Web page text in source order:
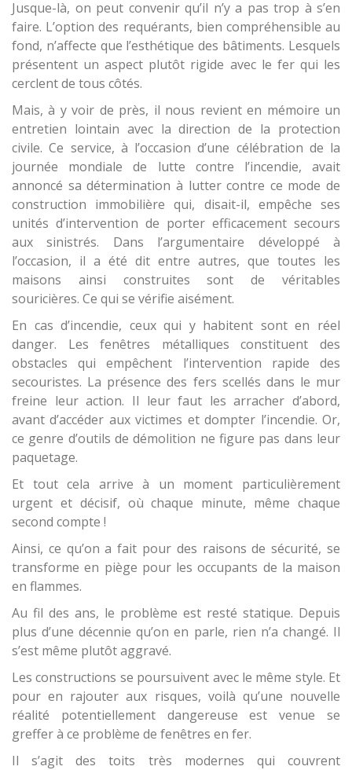
Jusque-là, on peut convenir qu’il n’y a pas trop à s’en
faire. L’option des requérants, bien compréhensible au
fond, n’affecte que l’esthétique des bâtiments. Lesquels
présentent un aspect plutôt rigide avec le fer qui les
cerclent de tous côtés.
Mais, à y voir de près, il nous revient en mémoire un
entretien lointain avec la direction de la protection
civile. Ce service, à l’occasion d’une célébration de la
journée mondiale de lutte contre l’incendie, avait
annoncé sa détermination à lutter contre ce mode de
construction immobilière qui, disait-il, empêche ses
unités d’intervention de porter efficacement secours
aux sinistrés. Dans l’argumentaire développé à
l’occasion, il a été dit entre autres, que toutes les
maisons ainsi construites sont de véritables
souricières. Ce qui se vérifie aisément.
En cas d’incendie, ceux qui y habitent sont en réel
danger. Les fenêtres métalliques constituent des
obstacles qui empêchent l’intervention rapide des
secouristes. La présence des fers scellés dans le mur
freine leur action. Il leur faut les arracher d’abord,
avant d’accéder aux victimes et dompter l’incendie. Or,
ce genre d’outils de démolition ne figure pas dans leur
paquetage.
Et tout cela arrive à un moment particulièrement
urgent et décisif, où chaque minute, même chaque
second compte !
Ainsi, ce qu’on a fait pour des raisons de sécurité, se
transforme en piège pour les occupants de la maison
en flammes.
Au fil des ans, le problème est resté statique. Depuis
plus d’une décennie qu’on en parle, rien n’a changé. Il
s’est même plutôt aggravé.
Les constructions se poursuivent avec le même style. Et
pour en rajouter aux risques, voilà qu’une nouvelle
réalité potentiellement dangereuse est venue se
greffer à ce problème de fenêtres en fer.
Il s’agit des toits très modernes qui couvrent